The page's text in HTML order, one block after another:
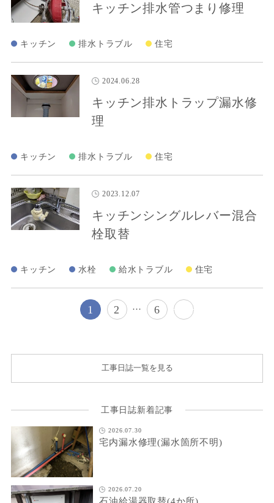
キッチン排水管つまり修理
キッチン 排水トラブル 住宅
2024.06.28
キッチン排水トラップ漏水修
理
キッチン 排水トラブル 住宅
2023.12.07
キッチンシングルレバー混合
栓取替
キッチン 水栓 給水トラブル 住宅
1 2 … 6
工事日誌一覧を見る
工事日誌新着記事
2026.07.30
宅内漏水修理(漏水箇所不明)
2026.07.20